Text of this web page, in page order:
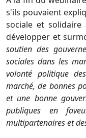
s'ils pouvaient
sociale et
développer et
soutien des
sociales dans les
volonté politique
marché, de bonnes
et une bonne
publiques en
multipartenaires et